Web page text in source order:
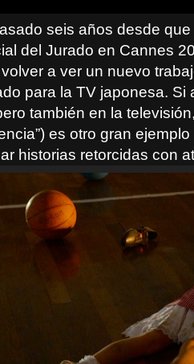
seis años desde que
del Jurado en Cannes
a ver un nuevo
para la TV japonesa. Si
también en la
es otro gran
historias retorcidas con